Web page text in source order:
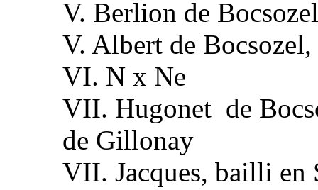
V. Berlion de Bocsozel
V. Albert de
VI. N x Ne
VII. Hugonet de
de Gillonay
VII. Jacques, bailli en